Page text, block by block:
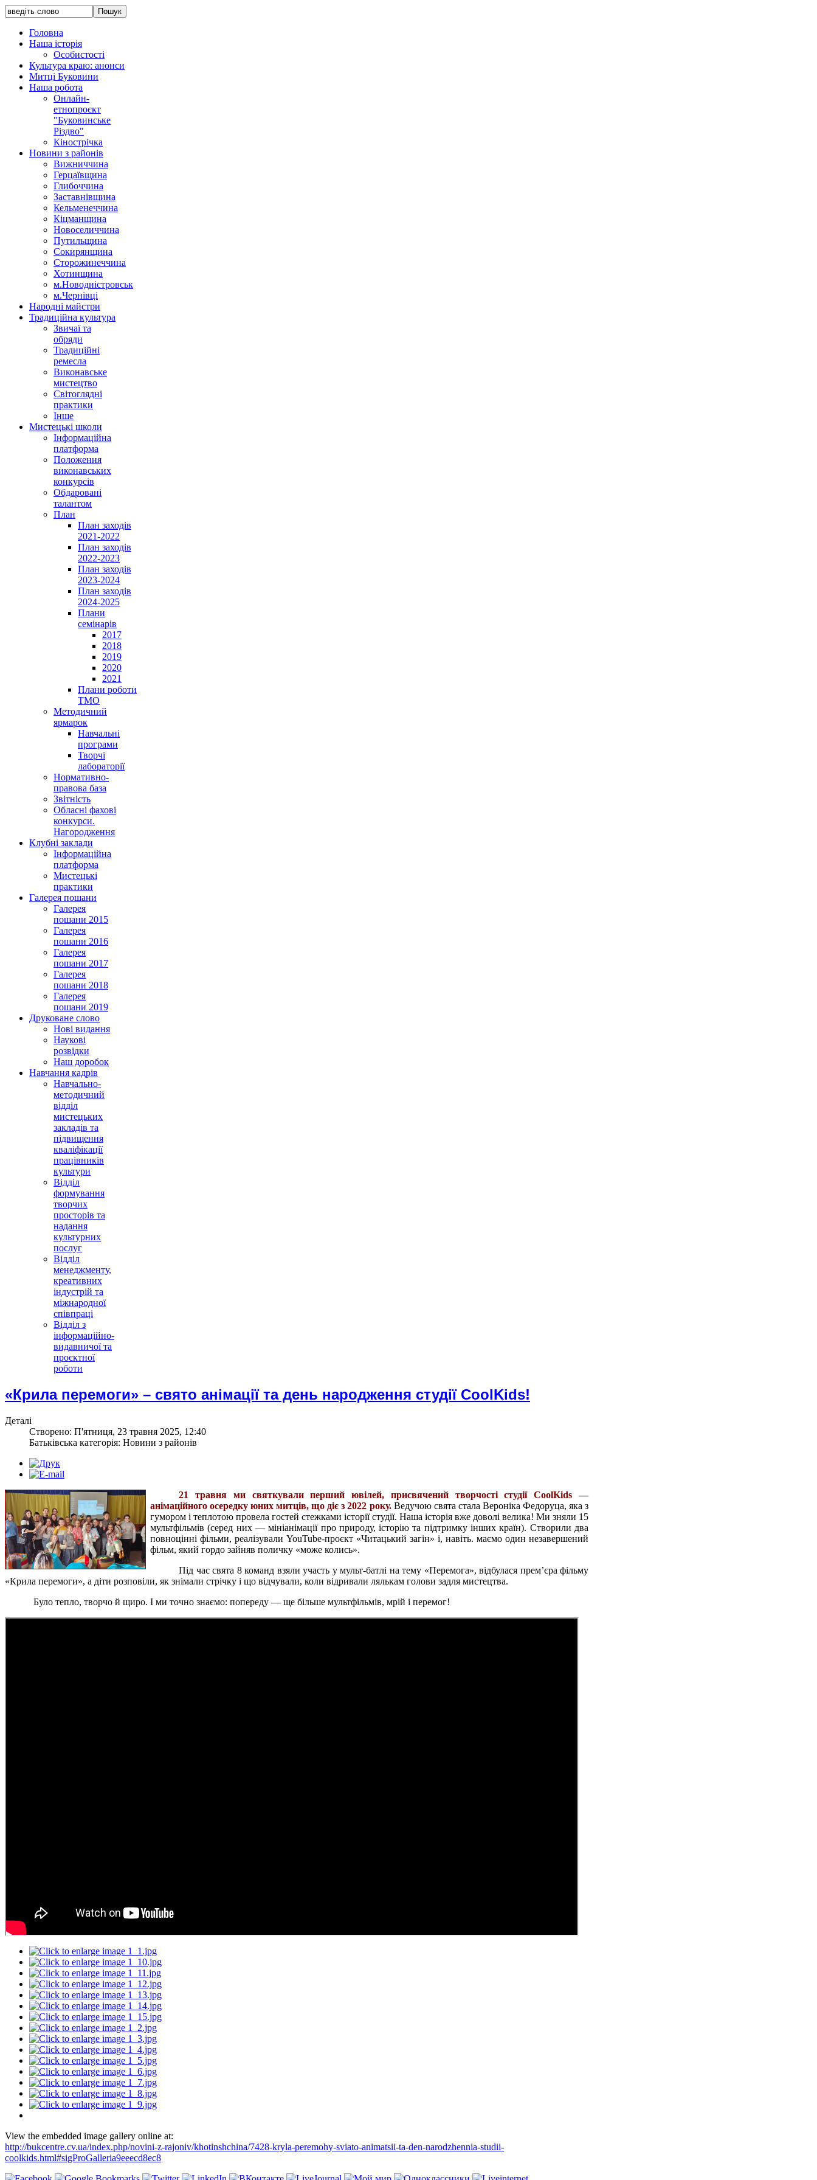
Головна
Наша історія
Особистості
Культура краю: анонси
Митці Буковини
Наша робота
Онлайн-
етнопроєкт
"Буковинське
Різдво"
Кінострічка
Новини з районів
Вижниччина
Герцаївщина
Глибоччина
Заставнівщина
Кельменеччина
Кіцманщина
Новоселиччина
Путильщина
Сокирянщина
Сторожинеччина
Хотинщина
м.Новодністровськ
м.Чернівці
Народні майстри
Традиційна культура
Звичаї та
обряди
Традиційні
ремесла
Виконавське
мистецтво
Світоглядні
практики
Інше
Мистецькі школи
Інформаційна
платформа
Положення
виконавських
конкурсів
Обдаровані
талантом
План
План заходів
2021-2022
План заходів
2022-2023
План заходів
2023-2024
План заходів
2024-2025
Плани
семінарів
2017
2018
2019
2020
2021
Плани роботи
ТМО
Методичний
ярмарок
Навчальні
програми
Творчі
лабораторії
Нормативно-
правова база
Звітність
Обласні фахові
конкурси.
Нагородження
Клубні заклади
Інформаційна
платформа
Мистецькі
практики
Галерея пошани
Галерея
пошани 2015
Галерея
пошани 2016
Галерея
пошани 2017
Галерея
пошани 2018
Галерея
пошани 2019
Друковане слово
Нові видання
Наукові
розвідки
Наш доробок
Навчання кадрів
Навчально-
методичний
відділ
мистецьких
закладів та
підвищення
кваліфікації
працівників
культури
Відділ
формування
творчих
просторів та
надання
культурних
послуг
Відділ
менеджменту,
креативних
індустрій та
міжнародної
співпраці
Відділ з
інформаційно-
видавничої та
проєктної
роботи
«Крила перемоги» – свято анімації та день народження студії CoolKids!
Деталі
Створено: П'ятниця, 23 травня 2025, 12:40
Батьківська категорія: Новини з районів
21 травня ми святкували перший ювілей, присвячений творчості студії CoolKids —
анімаційного осередку юних митців, що діє з 2022 року.Ведучою свята стала Вероніка Федоруца, яка з
гумором і теплотою провела гостей стежками історії студії. Наша історія вже доволі велика! Ми зняли 15
мультфільмів (серед них — мініанімації про природу, історію та підтримку інших країн). Створили два
повноцінні фільми, реалізували YouTube-проєкт «Читацький загін» і, навіть. маємо один незавершений
фільм, який гордо зайняв поличку «може колись».
Під час свята 8 команд взяли участь у мульт-батлі на тему «Перемога», відбулася прем’єра фільму
«Крила перемоги», а діти розповіли, як знімали стрічку і що відчували, коли відривали лялькам голови задля мистецтва.
Було тепло, творчо й щиро. І ми точно знаємо: попереду — ще більше мультфільмів, мрій і перемог!
View the embedded image gallery online at:
http://bukcentre.cv.ua/index.php/novini-z-rajoniv/khotinshchina/7428-kryla-peremohy-sviato-animatsii-ta-den-narodzhennia-studii-
coolkids.html#sigProGalleria9eeecd8ec8